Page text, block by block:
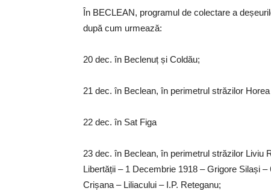
În BECLEAN, programul de colectare a
după cum urmează:
20 dec. în Beclenuț și Coldău;
21 dec. în Beclean, în perimetrul străzilor
22 dec. în Sat Figa
23 dec. în Beclean, în perimetrul străzilor Liviu
Libertății – 1 Decembrie 1918 – Grigore Silași
Crișana – Liliacului – I.P. Reteganu;